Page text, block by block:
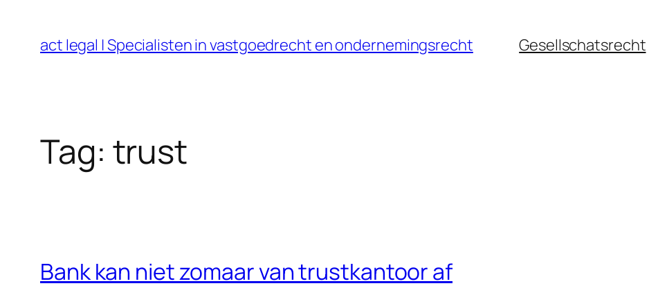
act legal | Specialisten in vastgoedrecht en ondernemingsrecht Gesellschatsrecht
Tag: trust
Bank kan niet zomaar van trustkantoor af